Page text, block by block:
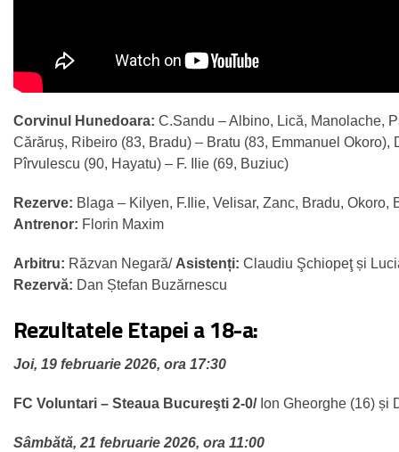
Corvinul Hunedoara: C.Sandu – Albino, Lică, Manolache,
Cărăruș, Ribeiro (83, Bradu) – Bratu (83, Emmanuel Okoro),
Pîrvulescu (90, Hayatu) – F. Ilie (69, Buziuc)
Rezerve: Blaga – Kilyen, F.Ilie, Velisar, Zanc, Bradu, Okoro,
Antrenor: Florin Maxim
Arbitru: Răzvan Negară/ Asistenți: Claudiu Şchiopeţ și
Rezervă: Dan Ștefan Buzărnescu
Rezultatele Etapei a 18-a:
Joi, 19 februarie 2026, ora 17:30
FC Voluntari – Steaua Bucureşti 2-0/Ion Gheorghe (16) și
Sâmbătă, 21 februarie 2026, ora 11:00